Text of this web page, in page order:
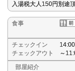
入湯税大人150円別途頂
食事
チェックイン
チェックアウト
～
部屋紹介